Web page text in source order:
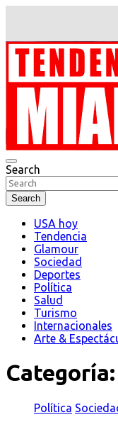
Tendencia
Search
Search
USA hoy
Tendencia
Glamour
Sociedad
Deportes
Política
Salud
Turismo
Internacionales
Arte &
Categoría:
Política